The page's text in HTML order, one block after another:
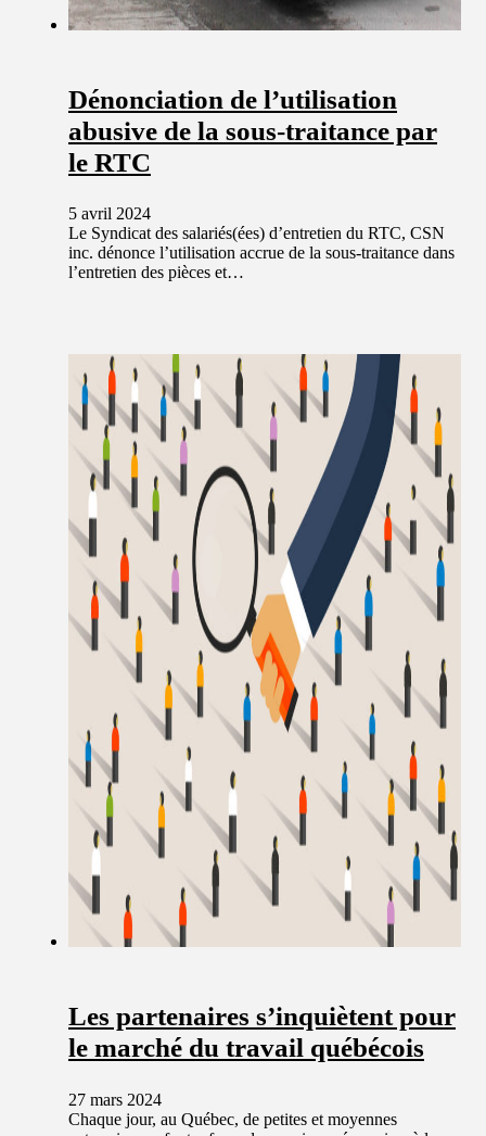
Dénonciation de l’utilisation
abusive de la sous-traitance par
le RTC
5 avril 2024
Le Syndicat des salariés(ées) d’entretien du RTC, CSN
inc. dénonce l’utilisation accrue de la sous-traitance dans
l’entretien des pièces et…
Les partenaires s’inquiètent pour
le marché du travail québécois
27 mars 2024
Chaque jour, au Québec, de petites et moyennes